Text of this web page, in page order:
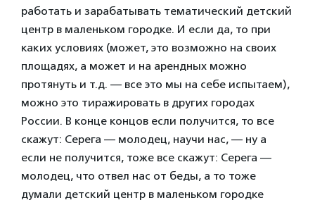
работать и зарабатывать тематический детский
центр в маленьком городке. И если да, то при
каких условиях (может, это возможно на своих
площадях, а может и на арендных можно
протянуть и т.д. — все это мы на себе испытаем),
можно это тиражировать в других городах
России. В конце концов если получится, то все
скажут: Серега — молодец, научи нас, — ну а
если не получится, тоже все скажут: Серега —
молодец, что отвел нас от беды, а то тоже
думали детский центр в маленьком городке